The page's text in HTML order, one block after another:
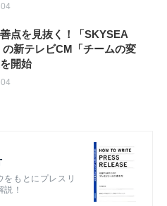
点を見抜く！「SKYSEA
新テレビCM「チームの変
開始
をもとにプレスリ
！